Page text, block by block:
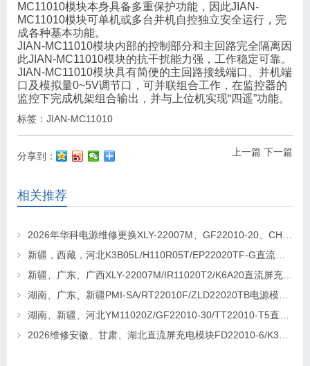
MC11010模块本身具备多重保护功能，因此JIAN-
MC11010模块可单机或多台并机自控独立安全运行，完
成各种基本功能。
JIAN-MC11010模块内部的控制部分和主回路完全隔离因
此JIAN-MC11010模块的抗干扰能力强，工作稳定可靠。
JIAN-MC11010模块具有简便的主回路接线端口、并机端
口及模拟量0~5V调节口，可并联组合工作，在监控器的
监控下完成机架组合输出，并与上位机实现“四遥”功能。
标签： JIAN-MC11010
上一篇 下一篇
分享到：
相关推荐
2026年华科电源维修更换XLY-22007M、GF22010-20、CHR-22020直流屏充电模块
新疆，西藏，河北K3B05L/H110R05T/EP22020TF-G直流屏充电模块维修更换
新疆、广东、广西XLY-22007M/IR11020T2/K6A20直流屏充电模块维修更换
湖南、广东、新疆PMI-SA/RT22010F/ZLD22020TB电源模块维修更换
湖南、新疆、河北YM11020Z/GF22010-30/TT22010-T5直流屏充电模块维修更换
2026维修安徽、甘肃、湖北直流屏充电模块FD22010-6/K3B20L/GF22010-10